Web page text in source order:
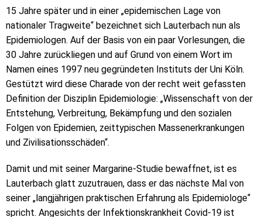
15 Jahre später und in einer „epidemischen Lage von
nationaler Tragweite“ bezeichnet sich Lauterbach nun als
Epidemiologen. Auf der Basis von ein paar Vorlesungen, die
30 Jahre zurückliegen und auf Grund von einem Wort im
Namen eines 1997 neu gegründeten Instituts der Uni Köln.
Gestützt wird diese Charade von der recht weit gefassten
Definition der Disziplin Epidemiologie: „Wissenschaft von der
Entstehung, Verbreitung, Bekämpfung und den sozialen
Folgen von Epidemien, zeittypischen Massenerkrankungen
und Zivilisationsschäden“.
Damit und mit seiner Margarine-Studie bewaffnet, ist es
Lauterbach glatt zuzutrauen, dass er das nächste Mal von
seiner „langjährigen praktischen Erfahrung als Epidemiologe“
spricht. Angesichts der Infektionskrankheit Covid-19 ist